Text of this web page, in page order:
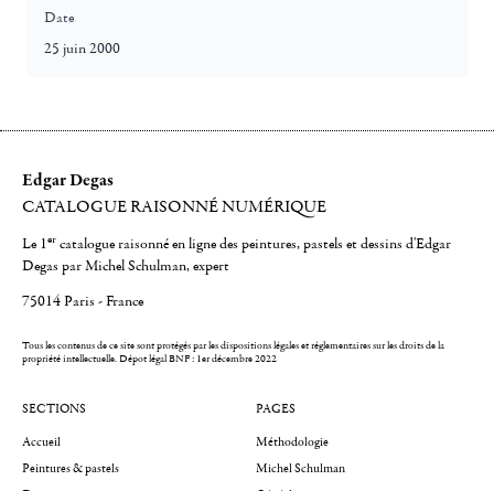
Date
25 juin 2000
Edgar Degas
CATALOGUE RAISONNÉ NUMÉRIQUE
Le 1er catalogue raisonné en ligne des peintures, pastels et dessins d'Edgar
Degas par Michel Schulman, expert
75014 Paris - France
Tous les contenus de ce site sont protégés par les dispositions légales et réglementaires sur les droits de la
propriété intellectuelle.Dépot légal BNF : 1er décembre 2022
SECTIONS
Accueil
Peintures & pastels
PAGES
Méthodologie
Michel Schulman